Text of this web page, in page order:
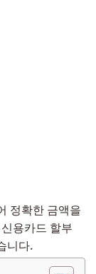
정확한 금액을
용카드 할부
니다.